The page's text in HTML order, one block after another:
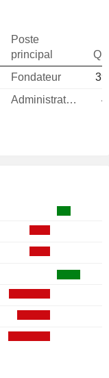
Poste
principal
Fondateur
Administrateur